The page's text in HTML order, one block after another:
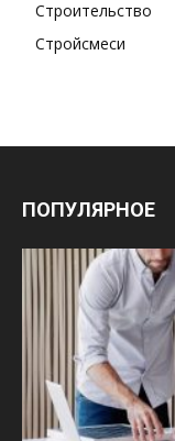
Строительство
Стройсмеси
ПОПУЛЯРНОЕ